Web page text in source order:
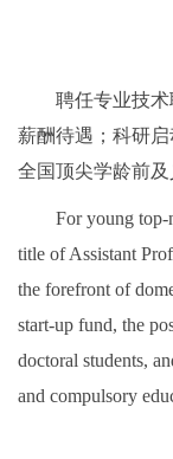
聘任专业技
薪酬待遇；科研
全国顶尖学龄前及
For young top-
title of Assistant
the forefront of
start-up fund, the
doctoral students,
and compulsory